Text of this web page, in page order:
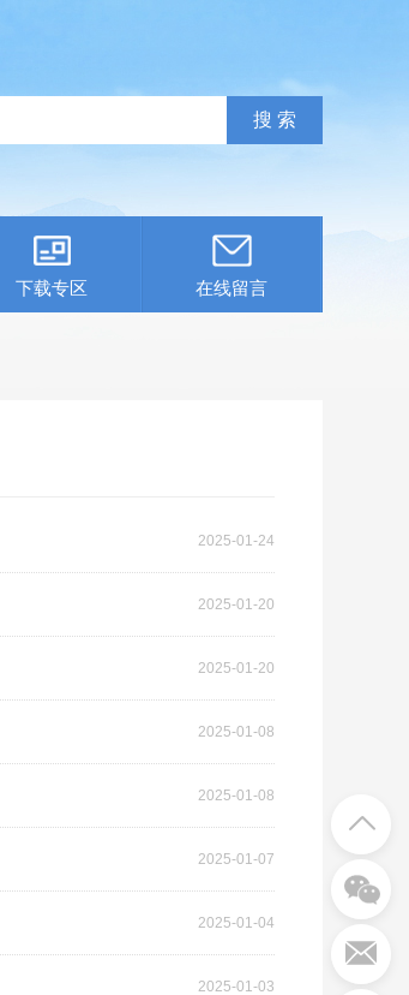
下载专区 在线留言
2025-01-24
2025-01-20
2025-01-20
2025-01-08
2025-01-08
2025-01-07
2025-01-04
2025-01-03